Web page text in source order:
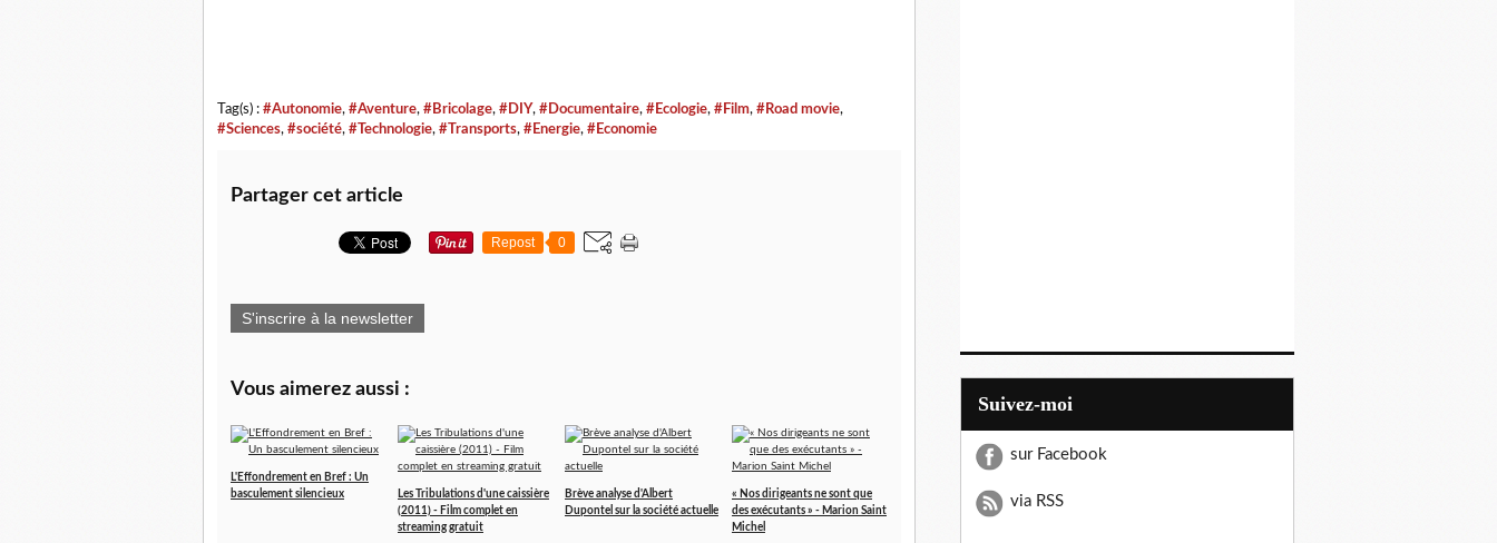
Tag(s) : #Autonomie, #Aventure, #Bricolage, #DIY, #Documentaire, #Ecologie, #Film, #Road movie,
#Sciences, #société, #Technologie, #Transports, #Energie, #Economie
Partager cet article
Repost 0
S'inscrire à la newsletter
Vous aimerez aussi :
L'Effondrement en Bref : Un
basculement silencieux
Les Tribulations d'une caissière
(2011) - Film complet en
streaming gratuit
Brève analyse d'Albert
Dupontel sur la société actuelle
« Nos dirigeants ne sont que
des exécutants » - Marion Saint
Michel
Suivez-moi
sur Facebook
via RSS